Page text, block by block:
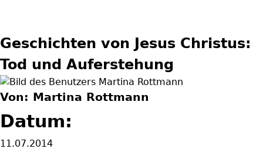
Geschichten von Jesus Christus:
Tod und Auferstehung
Von: Martina Rottmann
Datum:
11.07.2014